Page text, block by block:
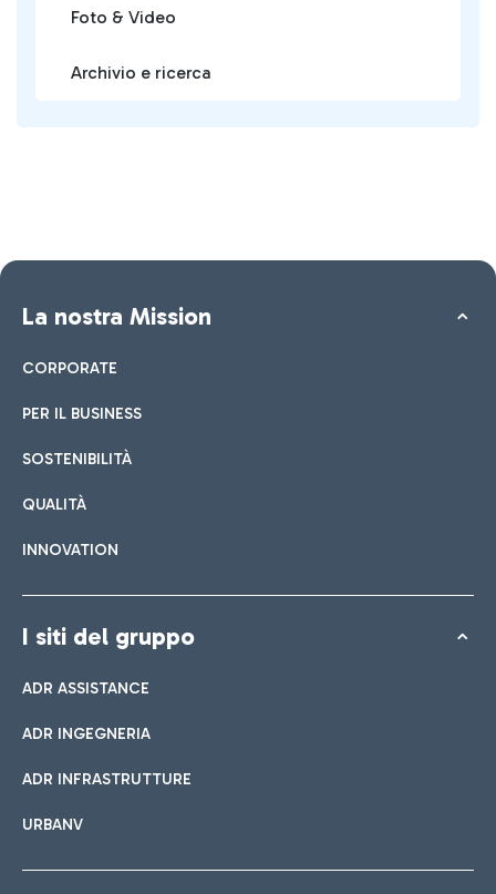
Foto & Video
Archivio e ricerca
La nostra Mission
CORPORATE
PER IL BUSINESS
SOSTENIBILITÀ
QUALITÀ
INNOVATION
I siti del gruppo
ADR ASSISTANCE
ADR INGEGNERIA
ADR INFRASTRUTTURE
URBANV